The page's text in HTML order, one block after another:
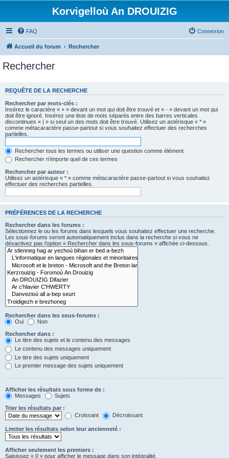
Korvigelloù An DROUIZIG
FAQ Connexion
Accueil du forum Rechercher
Rechercher
REQUÊTE DE LA RECHERCHE
Rechercher par mots-clés :
Insérez le caractère « + » devant un mot qui doit être trouvé et « - » devant un mot qui
doit être ignoré. Insérez une liste de mots séparés entre des barres verticales
discontinues « | » si seul un des mots doit être trouvé. Utilisez un astérisque « * »
comme métacaractère passe-partout si vous souhaitez effectuer des recherches
partielles.
Rechercher tous les termes ou utiliser une question comme élément
Rechercher n’importe quel de ces termes
Rechercher par auteur :
Utilisez un astérisque « * » comme métacaractère passe-partout si vous souhaitez
effectuer des recherches partielles.
PRÉFÉRENCES DE LA RECHERCHE
Rechercher dans les forums :
Sélectionnez le ou les forums dans lesquels vous souhaitez effectuer une recherche.
Les sous-forums seront automatiquement inclus dans la recherche si vous ne
désactivez pas l’option « Rechercher dans les sous-forums » affichée ci-dessous.
Rechercher dans les sous-forums :
Oui
Non
Rechercher dans :
Le titre des sujets et le contenu des messages
Le contenu des messages uniquement
Le titre des sujets uniquement
Le premier message des sujets uniquement
Afficher les résultats sous forme de :
Messages
Sujets
Trier les résultats par :
Croissant
Décroissant
Limiter les résultats selon leur ancienneté :
Afficher seulement les premiers :
Saisissez « 0 » pour afficher le message dans son intégralité.